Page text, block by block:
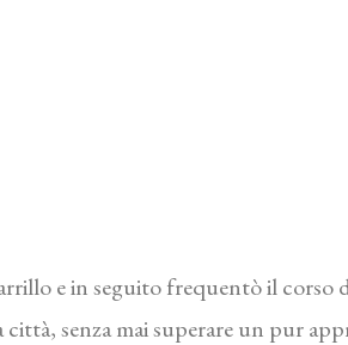
e in seguito frequentò il corso
senza mai superare un pur